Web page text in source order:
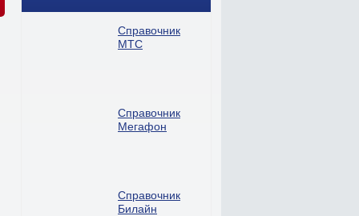
Справочник
МТС
Справочник
Мегафон
Справочник
Билайн